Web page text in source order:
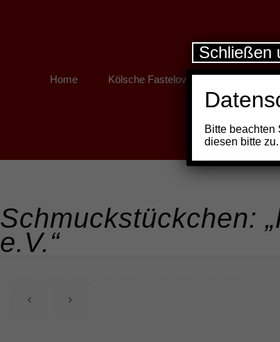
Home Kölsche Fastelovend
Schmuckstückchen:
e.V.“
Bitte beachten
diesen bitte zu.
Schließen